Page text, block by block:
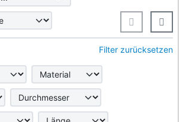
die nachfolgenden Artikel nach ihren
Filter zurücksetzen